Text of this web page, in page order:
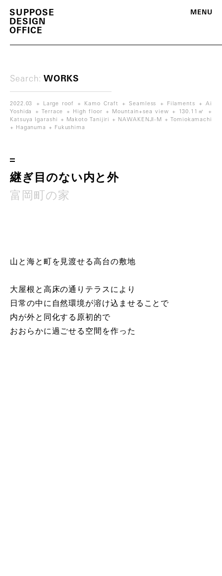
SU P POS E
D ES G N
O F F C E
M E N U
Search: WORKS
富 岡 町の家
継ぎ 目 のない内と外
2022.03 Large roof Kamo Craft Seamless Filaments
Ai
Yoshida
Terrace High floor Mountain+sea view
130.11㎡
Katsuya Igarashi
Makoto Tanijiri NAWAKENJI-M
Tomiokamachi
Haganuma
Fukushima
山と海と町を見渡せる高台の敷地
大屋根と高床の通りテラスにより
日常の中に自然環境が溶け込ませることで
内が外と同化する原初的で
おおらかに過ごせる空間を作った